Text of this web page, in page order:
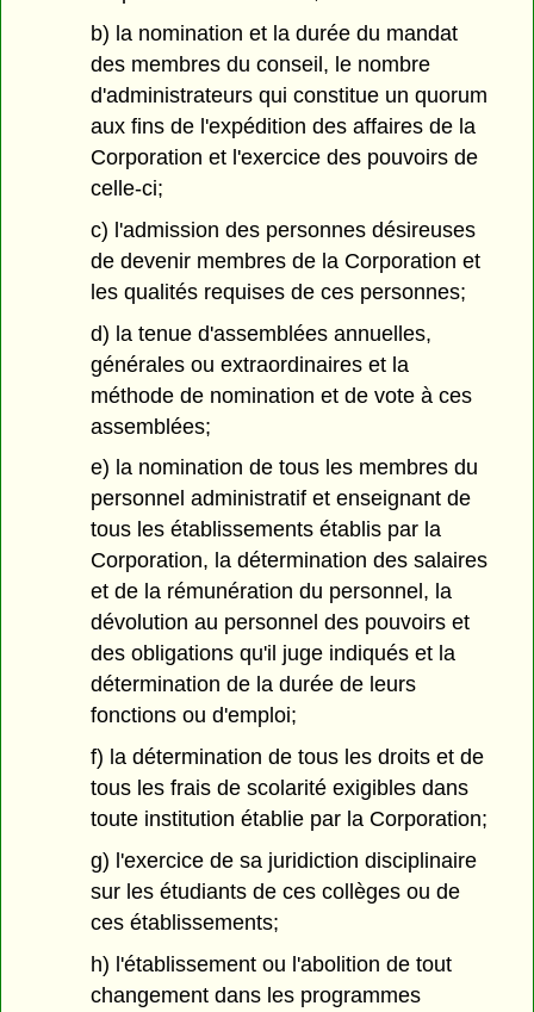
b) la nomination et la durée du mandat
des membres du conseil, le nombre
d'administrateurs qui constitue un quorum
aux fins de l'expédition des affaires de la
Corporation et l'exercice des pouvoirs de
celle-ci;
c) l'admission des personnes désireuses
de devenir membres de la Corporation et
les qualités requises de ces personnes;
d) la tenue d'assemblées annuelles,
générales ou extraordinaires et la
méthode de nomination et de vote à ces
assemblées;
e) la nomination de tous les membres du
personnel administratif et enseignant de
tous les établissements établis par la
Corporation, la détermination des salaires
et de la rémunération du personnel, la
dévolution au personnel des pouvoirs et
des obligations qu'il juge indiqués et la
détermination de la durée de leurs
fonctions ou d'emploi;
f) la détermination de tous les droits et de
tous les frais de scolarité exigibles dans
toute institution établie par la Corporation;
g) l'exercice de sa juridiction disciplinaire
sur les étudiants de ces collèges ou de
ces établissements;
h) l'établissement ou l'abolition de tout
changement dans les programmes